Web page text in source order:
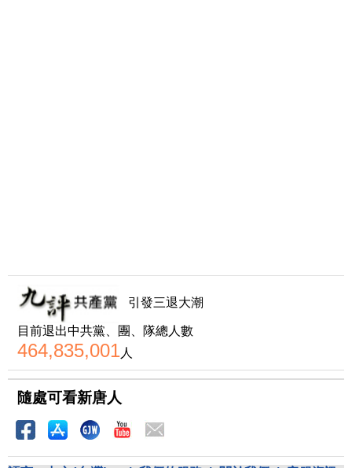
引發三退大潮
目前退出中共黨、團、隊總人數
464,835,001人
隨處可看新唐人